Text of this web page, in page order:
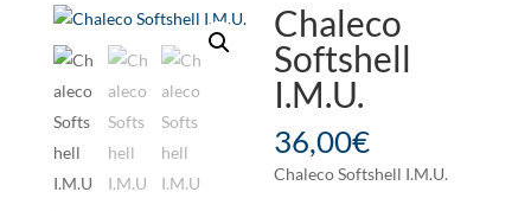
Chaleco
Softshell
I.M.U.
36,00€
Chaleco Softshell I.M.U.